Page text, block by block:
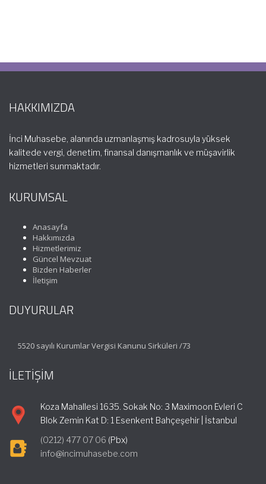
HAKKIMIZDA
İnci Muhasebe, alanında uzmanlaşmış kadrosuyla yüksek
kalitede vergi, denetim, finansal danışmanlık ve müşavirlik
hizmetleri sunmaktadır.
KURUMSAL
Anasayfa
Hakkımızda
Hizmetlerimiz
Güncel Mevzuat
Bizden Haberler
İletişim
DUYURULAR
5520 sayılı Kurumlar Vergisi Kanunu Sirküleri /73
İLETİŞİM
Koza Mahallesi 1635. Sokak No: 3 Maximoon Evleri C
Blok Zemin Kat D: 1 Esenkent Bahçeşehir | İstanbul
(0212) 477 07 06 (Pbx)
info@incimuhasebe.com